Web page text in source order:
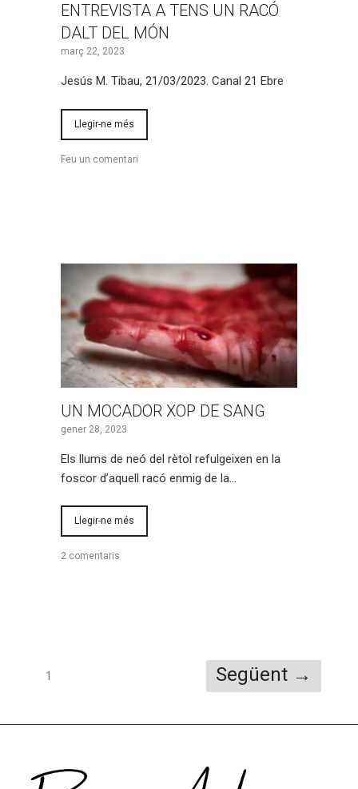
ENTREVISTA A TENS UN RACÓ
DALT DEL MÓN
març 22, 2023
Jesús M. Tibau, 21/03/2023. Canal 21 Ebre
Llegir-ne més
Feu un comentari
UN MOCADOR XOP DE SANG
gener 28, 2023
Els llums de neó del rètol refulgeixen en la
foscor d’aquell racó enmig de la…
Llegir-ne més
2 comentaris
1 Següent →